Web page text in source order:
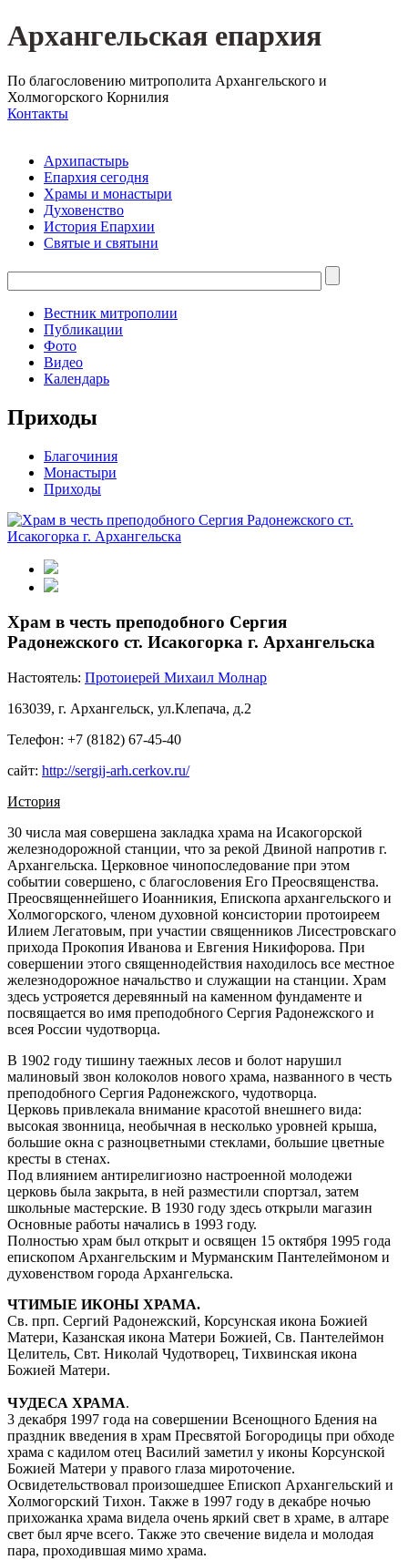
Архангельская епархия
По благословению митрополита Архангельского и
Холмогорского Корнилия
Контакты
Архипастырь
Епархия сегодня
Храмы и монастыри
Духовенство
История Епархии
Святые и святыни
Вестник митрополии
Публикации
Фото
Видео
Календарь
Приходы
Благочиния
Монастыри
Приходы
Храм в честь преподобного Сергия
Радонежского ст. Исакогорка г. Архангельска
Настоятель: Протоиерей Михаил Молнар
163039, г. Архангельск, ул.Клепача, д.2
Телефон: +7 (8182) 67-45-40
сайт: http://sergij-arh.cerkov.ru/
История
30 числа мая совершена закладка храма на Исакогорской
железнодорожной станции, что за рекой Двиной напротив г.
Архангельска. Церковное чинопоследование при этом
событии совершено, с благословения Его Преосвященства.
Преосвященнейшего Иоанникия, Епископа архангельского и
Холмогорского, членом духовной консистории протоиреем
Илием Легатовым, при участии священников Лисестровскаго
прихода Прокопия Иванова и Евгения Никифорова. При
совершении этого священнодействия находилось все местное
железнодорожное начальство и служащии на станции. Храм
здесь устрояется деревянный на каменном фундаменте и
посвящается во имя преподобного Сергия Радонежского и
всея России чудотворца.
В 1902 году тишину таежных лесов и болот нарушил
малиновый звон колоколов нового храма, названного в честь
преподобного Сергия Радонежского, чудотворца.
Церковь привлекала внимание красотой внешнего вида:
высокая звонница, необычная в несколько уровней крыша,
большие окна с разноцветными стеклами, большие цветные
кресты в стенах.
Под влиянием антирелигиозно настроенной молодежи
церковь была закрыта, в ней разместили спортзал, затем
школьные мастерские. В 1930 году здесь открыли магазин
Основные работы начались в 1993 году.
Полностью храм был открыт и освящен 15 октября 1995 года
епископом Архангельским и Мурманским Пантелеймоном и
духовенством города Архангельска.
ЧТИМЫЕ ИКОНЫ ХРАМА.
Св. прп. Сергий Радонежский, Корсунская икона Божией
Матери, Казанская икона Матери Божией, Св. Пантелеймон
Целитель, Свт. Николай Чудотворец, Тихвинская икона
Божией Матери.
ЧУДЕСА ХРАМА.
3 декабря 1997 года на совершении Всенощного Бдения на
праздник введения в храм Пресвятой Богородицы при обходе
храма с кадилом отец Василий заметил у иконы Корсунской
Божией Матери у правого глаза мироточение.
Освидетельствовал произошедшее Епископ Архангельский и
Холмогорский Тихон. Также в 1997 году в декабре ночью
прихожанка храма видела очень яркий свет в храме, в алтаре
свет был ярче всего. Также это свечение видела и молодая
пара, проходившая мимо храма.